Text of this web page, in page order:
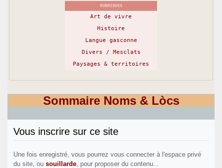
RUBRIQUES
Art de vivre
Histoire
Langue gasconne
Divers / Mesclats
Paysages & territoires
Sommaire Noms & Lòcs
Vous inscrire sur ce site
Une fois enregistré, vous pourrez vous connecter à l'espace privé
du site, ou souillarde , pour proposer du contenu...